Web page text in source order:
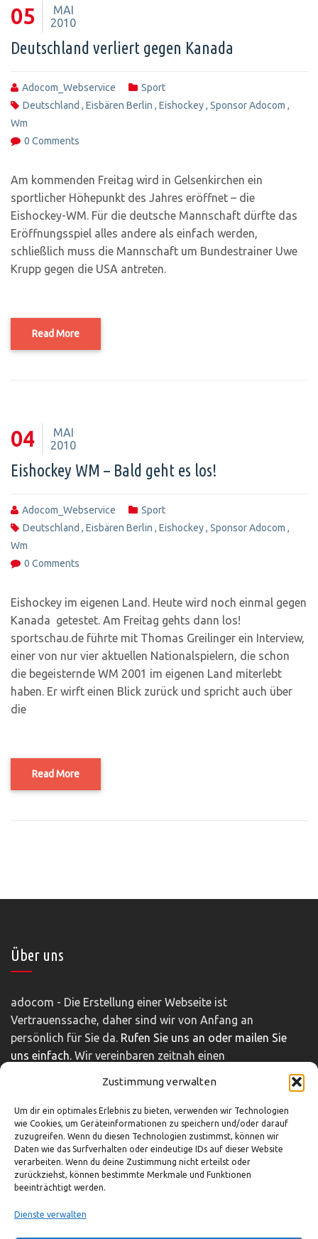
Zustimmung verwalten
Um dir ein optimales Erlebnis zu bieten, verwenden wir Technologien
wie Cookies, um Geräteinformationen zu speichern und/oder darauf
zuzugreifen. Wenn du diesen Technologien zustimmst, können wir
Daten wie das Surfverhalten oder eindeutige IDs auf dieser Website
verarbeiten. Wenn du deine Zustimmung nicht erteilst oder
zurückziehst, können bestimmte Merkmale und Funktionen
beeinträchtigt werden.
Dienste verwalten
05
MAI
2010
Deutschland verliert gegen Kanada
Adocom_Webservice
Sport
Deutschland , Eisbären Berlin , Eishockey, Sponsor Adocom ,
Wm
0 Comments
Am kommenden Freitag wird in Gelsenkirchen ein
sportlicher Höhepunkt des Jahres eröffnet – die
Eishockey-WM. Für die deutsche Mannschaft dürfte das
Eröffnungsspiel alles andere als einfach werden,
schließlich muss die Mannschaft um Bundestrainer Uwe
Krupp gegen die USA antreten.
Read More
04
MAI
2010
Eishockey WM – Bald geht es los!
Adocom_Webservice
Sport
Deutschland , Eisbären Berlin , Eishockey, Sponsor Adocom ,
Wm
0 Comments
Eishockey im eigenen Land. Heute wird noch einmal gegen
Kanada getestet. Am Freitag gehts dann los!
sportschau.de führte mit Thomas Greilinger ein Interview,
einer von nur vier aktuellen Nationalspielern, die schon
die begeisternde WM 2001 im eigenen Land miterlebt
haben. Er wirft einen Blick zurück und spricht auch über
die
Read More
Über uns
adocom - Die Erstellung einer Webseite ist
Vertrauenssache, daher sind wir von Anfang an
persönlich für Sie da. Rufen Sie uns an oder mailen Sie
uns einfach. Wir vereinbaren zeitnah einen
Impressum|Disclaimer |Datenschutz
So können Sie uns erreichen